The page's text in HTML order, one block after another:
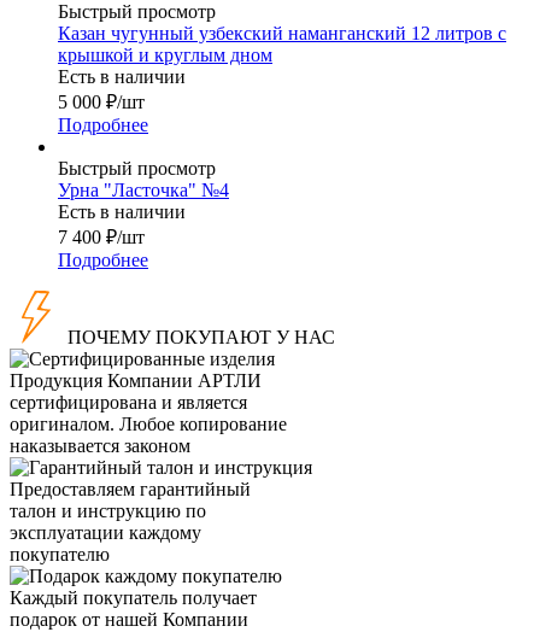
Быстрый просмотр
Казан чугунный узбекский наманганский 12 литров с
крышкой и круглым дном
Есть в наличии
5 000 ₽/шт
Подробнее
Быстрый просмотр
Урна "Ласточка" №4
Есть в наличии
7 400 ₽/шт
Подробнее
ПОЧЕМУ ПОКУПАЮТ У НАС
Продукция Компании АРТЛИ
сертифицирована и является
оригиналом. Любое копирование
наказывается законом
Предоставляем гарантийный
талон и инструкцию по
эксплуатации каждому
покупателю
Каждый покупатель получает
подарок от нашей Компании